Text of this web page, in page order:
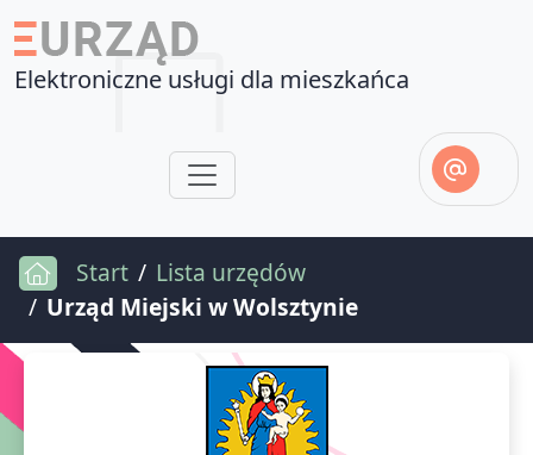
Elektroniczne usługi dla mieszkańca
Start
Lista urzędów
Urząd Miejski w Wolsztynie